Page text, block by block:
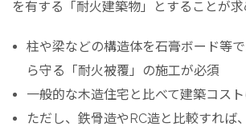
を有する「耐火建築物」とすることが求
柱や梁などの構造体を石膏ボード等
ら守る「耐火被覆」の施工が必須
一般的な木造住宅と比べて建築コス
ただし、鉄骨造やRC造と比較すれば